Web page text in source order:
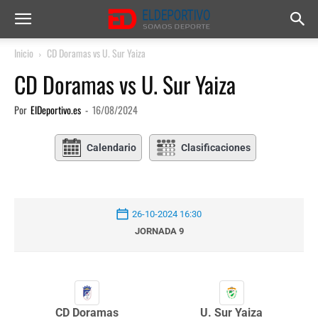
Inicio CD Doramas vs U. Sur Yaiza
CD Doramas vs U. Sur Yaiza
Por ElDeportivo.es - 16/08/2024
Calendario Clasificaciones
26-10-2024 16:30
JORNADA 9
CD Doramas U. Sur Yaiza